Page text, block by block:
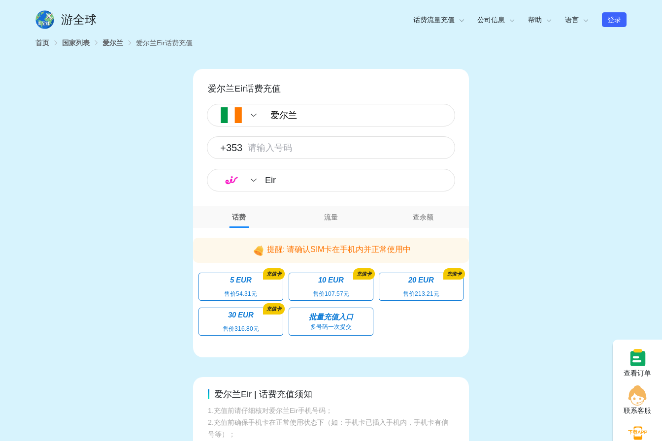
游全球 话费流量充值 公司信息 帮助 语言 登录
首页 国家列表 爱尔兰 爱尔兰Eir话费充值
爱尔兰Eir话费充值
+353
Eir
话费 流量 查余额
提醒: 请确认SIM卡在手机内并正常使用中
充值卡
5 EUR
售价54.31元
充值卡
10 EUR
售价107.57元
充值卡
20 EUR
售价213.21元
充值卡
30 EUR
售价316.80元
批量充值入口
多号码一次提交
爱尔兰Eir | 话费充值须知
1.充值前请仔细核对爱尔兰Eir手机号码；
2.充值前确保手机卡在正常使用状态下（如：手机卡已插入手机内，手机卡有信
号等）；
查看订单
联系客服